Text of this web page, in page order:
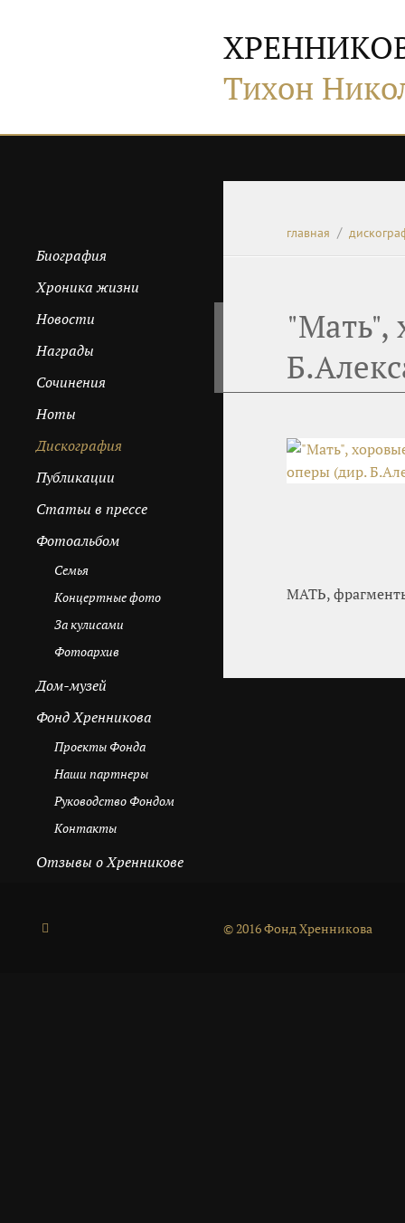
Тихон
главная
"Мать",
МАТЬ,
Биография
Хроника жизни
Новости
Награды
Сочинения
Ноты
Дискография
Публикации
Cтатьи в прессе
Фотоальбом
Семья
Концертные фото
За кулисами
Фотоархив
Дом-музей
Фонд Хренникова
Проекты Фонда
Наши партнеры
Руководство Фондом
Контакты
Отзывы о Хренникове
© 2016 Фонд Хренникова